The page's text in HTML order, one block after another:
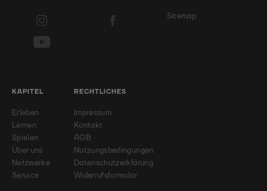
Sitemap
KAPITEL
Erleben
Lernen
Spielen
Über uns
Netzwerke
Service
RECHTLICHES
Impressum
Kontakt
AGB
Nutzungsbedingungen
Datenschutzerklärung
Widerrufsformular